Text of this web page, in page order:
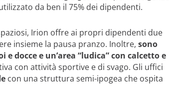
da ben il 75% dei dipendenti.
Irion offre ai propri dipendenti due
insieme la pausa pranzo. Inoltre, sono
docce e un’area “ludica” con calcetto e
con attività sportive e di svago. Gli uffici
con una struttura semi-ipogea che ospita